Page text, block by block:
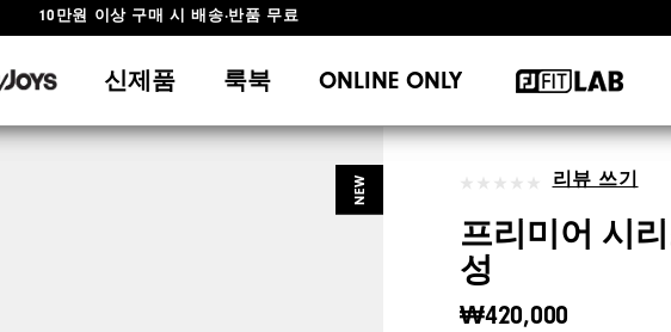
#1 SHOE IN GOLF #1 GLOVE IN GOLF
신제품 룩북 ONLINE ONLY
NEW 리뷰 쓰기
프리미어 시
성
₩420,000